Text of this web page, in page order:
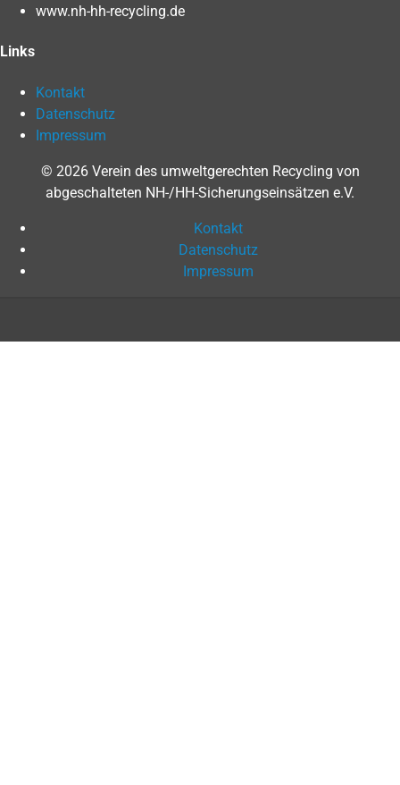
www.nh-hh-recycling.de
Links
Kontakt
Datenschutz
Impressum
© 2026 Verein des umweltgerechten Recycling von
abgeschalteten NH-/HH-Sicherungseinsätzen e.V.
Kontakt
Datenschutz
Impressum